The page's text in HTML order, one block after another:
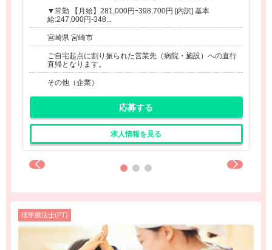
▼常勤 【月給】281,000円ｰ398,700円 [内訳] 基本
給:247,000円-348...
宮崎県 宮崎市
ご自宅起点に割り振られた営業先（病院・施設）への直行
直帰となります。
その他（企業）
応募する
求人情報を見る
理学療法士(PT)